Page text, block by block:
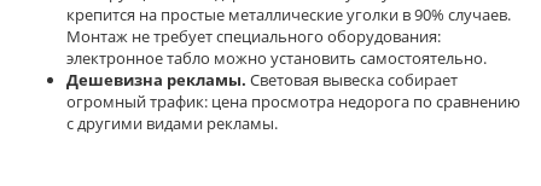
крепится на простые металлические уголки в 90% случаев.
Монтаж не требует специального оборудования:
электронное табло можно установить самостоятельно.
Дешевизна рекламы. Световая вывеска собирает
огромный трафик: цена просмотра недорога по сравнению
с другими видами рекламы.